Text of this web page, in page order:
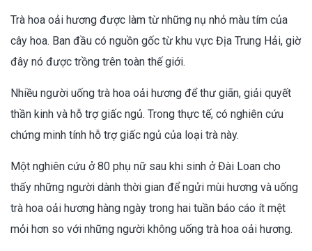
Trà hoa oải hương được làm từ những nụ nhỏ màu tím của
cây hoa. Ban đầu có nguồn gốc từ khu vực Địa Trung Hải, giờ
đây nó được trồng trên toàn thế giới.
Nhiều người uống trà hoa oải hương để thư giãn, giải quyết
thần kinh và hỗ trợ giấc ngủ. Trong thực tế, có nghiên cứu
chứng minh tính hỗ trợ giấc ngủ của loại trà này.
Một nghiên cứu ở 80 phụ nữ sau khi sinh ở Đài Loan cho
thấy những người dành thời gian để ngửi mùi hương và uống
trà hoa oải hương hàng ngày trong hai tuần báo cáo ít mệt
mỏi hơn so với những người không uống trà hoa oải hương.